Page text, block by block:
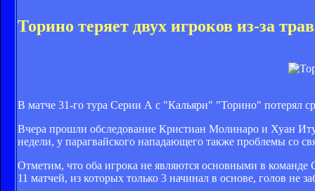
Торино теряет двух игроков из-за
В матче 31-го тура Серии А с "Кальяри" "Торино" потерял
Вчера прошли обследование Кристиан Молинаро и Хуан
недели, у парагвайского нападающего также проблемы со
Отметим, что оба игрока не являются основными в
11 матчей, из которых только 3 начинал в основе, голов не